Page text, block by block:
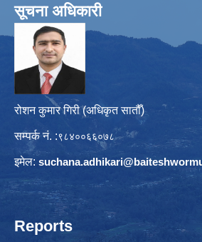
सूचना अधिकारी
रोशन कुमार गिरी (अधिकृत सातौँ)
सम्पर्क नं. :९८४००६६०७८
इमेल: suchana.adhikari@
Reports